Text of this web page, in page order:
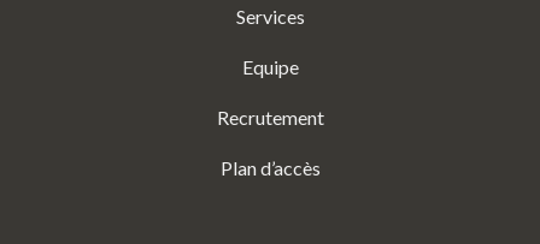
Services
Equipe
Recrutement
Plan d’accès